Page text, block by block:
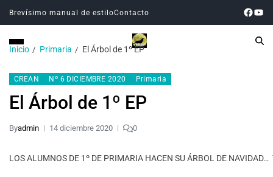
Brevísimo manual de estiloContacto
Inicio Primaria El Árbol de 1º EP
CREAN Nº 6 DICIEMBRE 2020 Primaria
El Árbol de 1º EP
Byadmin 14 diciembre 2020 0
LOS ALUMNOS DE 1º DE PRIMARIA HACEN SU ÁRBOL DE NAVIDAD…